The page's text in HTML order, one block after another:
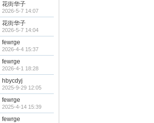
花街华子
2026-5-7 14:07
花街华子
2026-5-7 14:04
fewrge
2026-4-4 15:37
fewrge
2026-4-1 18:28
hbycdyj
2025-9-29 12:05
fewrge
2025-4-14 15:39
fewrge